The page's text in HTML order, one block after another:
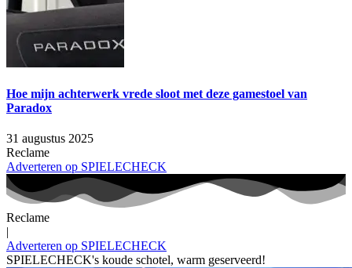
Hoe mijn achterwerk vrede sloot met deze gamestoel van
Paradox
31 augustus 2025
Reclame
Adverteren op SPIELECHECK
Reclame
|
Adverteren op SPIELECHECK
SPIELECHECK's koude schotel, warm geserveerd!